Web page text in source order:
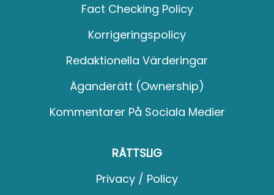
Fact Checking Policy
Korrigeringspolicy
Redaktionella Värderingar
Äganderätt (Ownership)
Kommentarer På Sociala Medier
RÄTTSLIG
Privacy / Policy